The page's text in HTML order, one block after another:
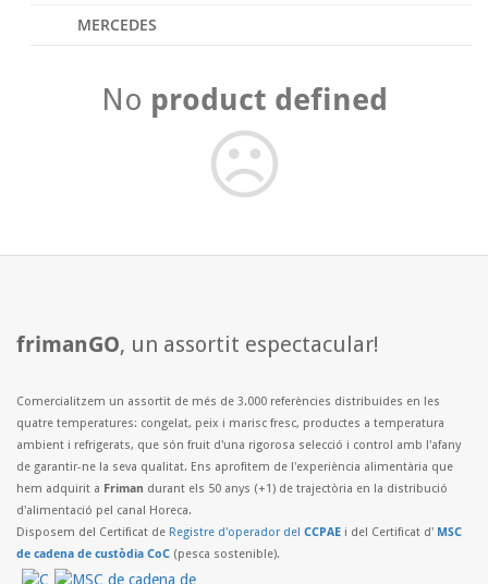
MERCEDES
No product defined
☹
frimanGO, un assortit espectacular!
Comercialitzem un assortit de més de 3.000 referències distribuides en les
quatre temperatures: congelat, peix i marisc fresc, productes a temperatura
ambient i refrigerats, que són fruit d'una rigorosa selecció i control amb l'afany
de garantir-ne la seva qualitat. Ens aprofitem de l'experiència alimentària que
hem adquirit a Friman durant els 50 anys (+1) de trajectòria en la distribució
d'alimentació pel canal Horeca.
Disposem del Certificat de Registre d'operador del CCPAE i del Certificat d' MSC
de cadena de custòdia CoC (pesca sostenible).